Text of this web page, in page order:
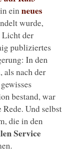
ein neues
wurde,
Licht der
publiziertes
In den
als nach der
bestand, war
Und selbst
die in den
Service